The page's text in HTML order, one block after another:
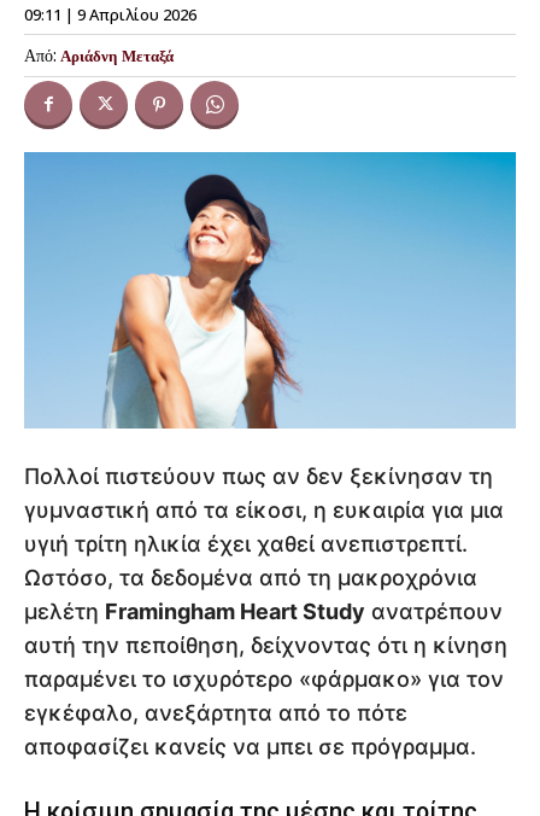
09:11 | 9 Απριλίου 2026
Από: Αριάδνη Μεταξά
Πολλοί πιστεύουν πως αν δεν ξεκίνησαν τη
γυμναστική από τα είκοσι, η ευκαιρία για μια
υγιή τρίτη ηλικία έχει χαθεί ανεπιστρεπτί.
Ωστόσο, τα δεδομένα από τη μακροχρόνια
μελέτη Framingham Heart Study ανατρέπουν
αυτή την πεποίθηση, δείχνοντας ότι η κίνηση
παραμένει το ισχυρότερο «φάρμακο» για τον
εγκέφαλο, ανεξάρτητα από το πότε
αποφασίζει κανείς να μπει σε πρόγραμμα.